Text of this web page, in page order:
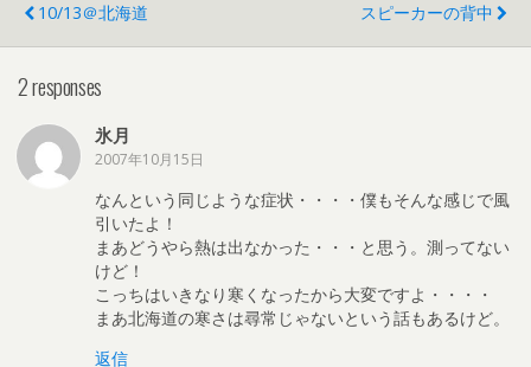
10/13＠北海道
スピーカーの背中
2 responses
氷月
2007年10月15日
なんという同じような症状・・・・僕もそんな感じで風
引いたよ！
まあどうやら熱は出なかった・・・と思う。測ってない
けど！
こっちはいきなり寒くなったから大変ですよ・・・・
まあ北海道の寒さは尋常じゃないという話もあるけど。
返信